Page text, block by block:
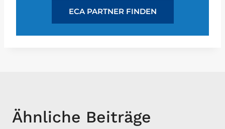
ECA PARTNER FINDEN
Ähnliche Beiträge